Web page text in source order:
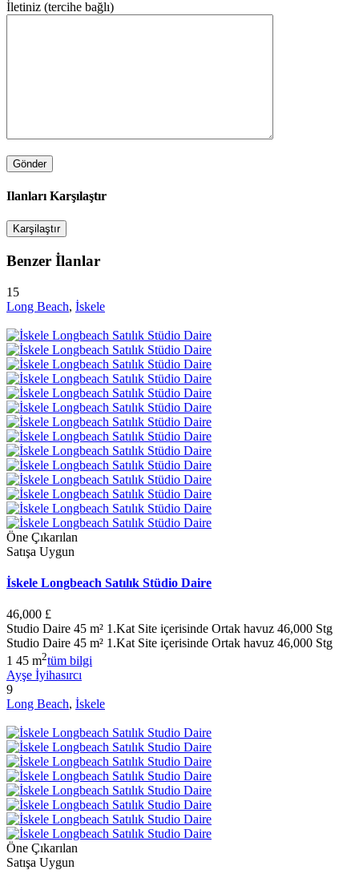
İletiniz (tercihe bağlı)
Ilanları Karşılaştır
Karşilaştır
Benzer İlanlar
15
Long Beach, İskele
Öne Çıkarılan
Satışa Uygun
İskele Longbeach Satılık Stüdio Daire
46,000 £
Studio Daire 45 m² 1.Kat Site içerisinde Ortak havuz 46,000 Stg
Studio Daire 45 m² 1.Kat Site içerisinde Ortak havuz 46,000 Stg
1 45 m2tüm bilgi
Ayşe İyihasırcı
9
Long Beach, İskele
Öne Çıkarılan
Satışa Uygun